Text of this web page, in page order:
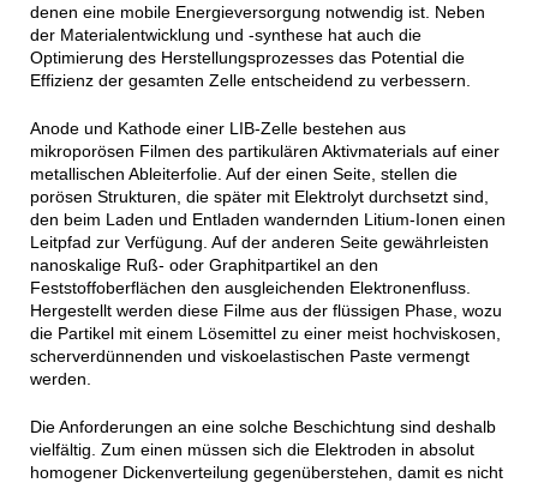
denen eine mobile Energieversorgung notwendig ist. Neben
der Materialentwicklung und -synthese hat auch die
Optimierung des Herstellungsprozesses das Potential die
Effizienz der gesamten Zelle entscheidend zu verbessern.
Anode und Kathode einer LIB-Zelle bestehen aus
mikroporösen Filmen des partikulären Aktivmaterials auf einer
metallischen Ableiterfolie. Auf der einen Seite, stellen die
porösen Strukturen, die später mit Elektrolyt durchsetzt sind,
den beim Laden und Entladen wandernden Litium-Ionen einen
Leitpfad zur Verfügung. Auf der anderen Seite gewährleisten
nanoskalige Ruß- oder Graphitpartikel an den
Feststoffoberflächen den ausgleichenden Elektronenfluss.
Hergestellt werden diese Filme aus der flüssigen Phase, wozu
die Partikel mit einem Lösemittel zu einer meist hochviskosen,
scherverdünnenden und viskoelastischen Paste vermengt
werden.
Die Anforderungen an eine solche Beschichtung sind deshalb
vielfältig. Zum einen müssen sich die Elektroden in absolut
homogener Dickenverteilung gegenüberstehen, damit es nicht